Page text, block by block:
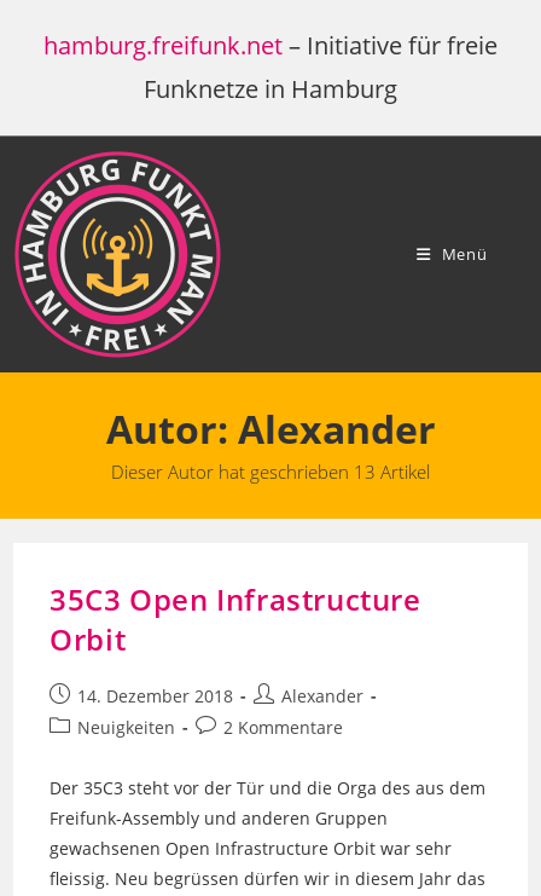
Inhalthamburg.freifunk.net– Initiative für freie
Funknetze in Hamburg
Menü
Autor: Alexander
Dieser Autor hat geschrieben 13 Artikel
35C3 Open Infrastructure
Orbit
Beitrag
veröffentlicht:
14. Dezember 2018
Beitrags-
Autor:
Alexander
Beitrags-
Neuigkeiten
Beitrags-
2 Kommentare
Der 35C3 steht vor der Tür und die Orga des aus dem
Freifunk-Assembly und anderen Gruppen
gewachsenen Open Infrastructure Orbit war sehr
fleissig. Neu begrüssen dürfen wir in diesem Jahr das